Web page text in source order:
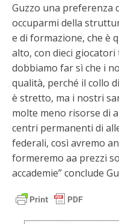
Guzzo una preferenza
occuparmi della
e di formazione, che è
alto, con dieci
dobbiamo far sì che i
qualità, perché il collo
è stretto, ma i nostri
molte meno risorse di
centri permanenti di
federali, così avremo
formeremo aa prezzi
accademie” conclude